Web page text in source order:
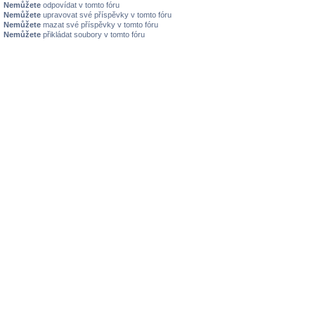
Nemůžete odpovídat v tomto fóru
Nemůžete upravovat své příspěvky v tomto fóru
Nemůžete mazat své příspěvky v tomto fóru
Nemůžete přikládat soubory v tomto fóru